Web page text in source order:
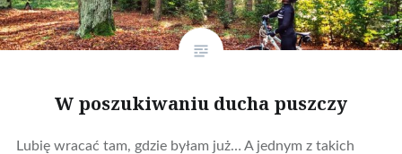
W poszukiwaniu ducha puszczy
Lubię wracać tam, gdzie byłam już… A jednym z takich